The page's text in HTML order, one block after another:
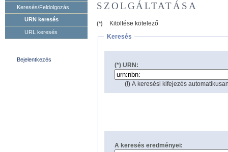
Keresés/Feldolgozás
URN keresés
URL keresés
Bejelentkezés
SZOLGÁLTATÁSA
(*)
Kitöltése kötelező
Keresés
(*) URN:
(!) A keresési kifejezés
A keresés eredményei: